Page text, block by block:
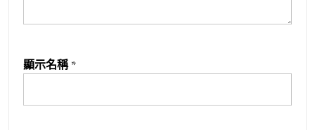
顯示名稱 *